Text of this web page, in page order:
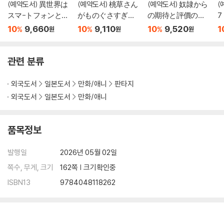
(예약도서) 異世界は
スマ-トフォンとと
もに。 19
10% 9,660원
(예약도서) 桃草さん
がものぐさすぎる!!
3
10% 9,110원
(예약도서) 奴隷から
の期待と評價のせ
いで搾取できない
10% 9,520원
(
7
관련 분류
외국도서 일본도서 만화/애니
판타지
외국도서
일본도서 만화/애니
품목정보
발행일
2026년 05월 02일
쪽수, 무게, 크기
162쪽 | 크기확인중
ISBN13
9784048118262